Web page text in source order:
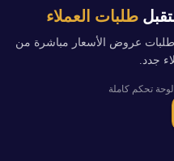
طلبات العملاء
طلبات عروض الأسعار مباشرة من
جدد.
لوحة تحكم كاملة